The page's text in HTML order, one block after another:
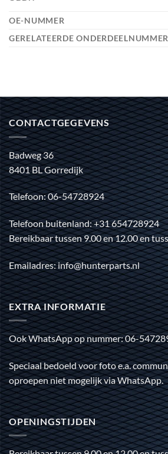
OE-NUMMER
GERELATEERDE
CONTACTGEGEVENS
Badweg 36
8401 BL Gorredijk
Telefoon: 06-54728924
Telefoon buitenland: +31 654728924
Bereikbaar tussen 9.00 en 12.00 en
Emailadres: info@hunterparts.nl
EXTRA INFORMATIE
Ook WhatsApp op nummer: 06-
Speciaal bedoeld voor foto e.a.
oproepen niet mogelijk via WhatsApp.
OPENINGSTIJDEN